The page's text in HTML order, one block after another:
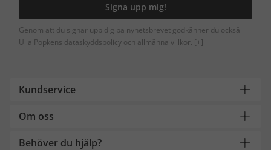
Signa upp mig!
Genom att du signar upp dig på nyhetsbrevet godkänner du också
Ulla Popkens dataskyddspolicy och allmänna villkor. [+]
Kundservice
Om oss
Behöver du hjälp?